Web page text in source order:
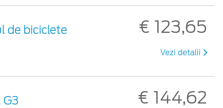
de biciclete
€ 123,65
Vezi detalii
€ 144,62